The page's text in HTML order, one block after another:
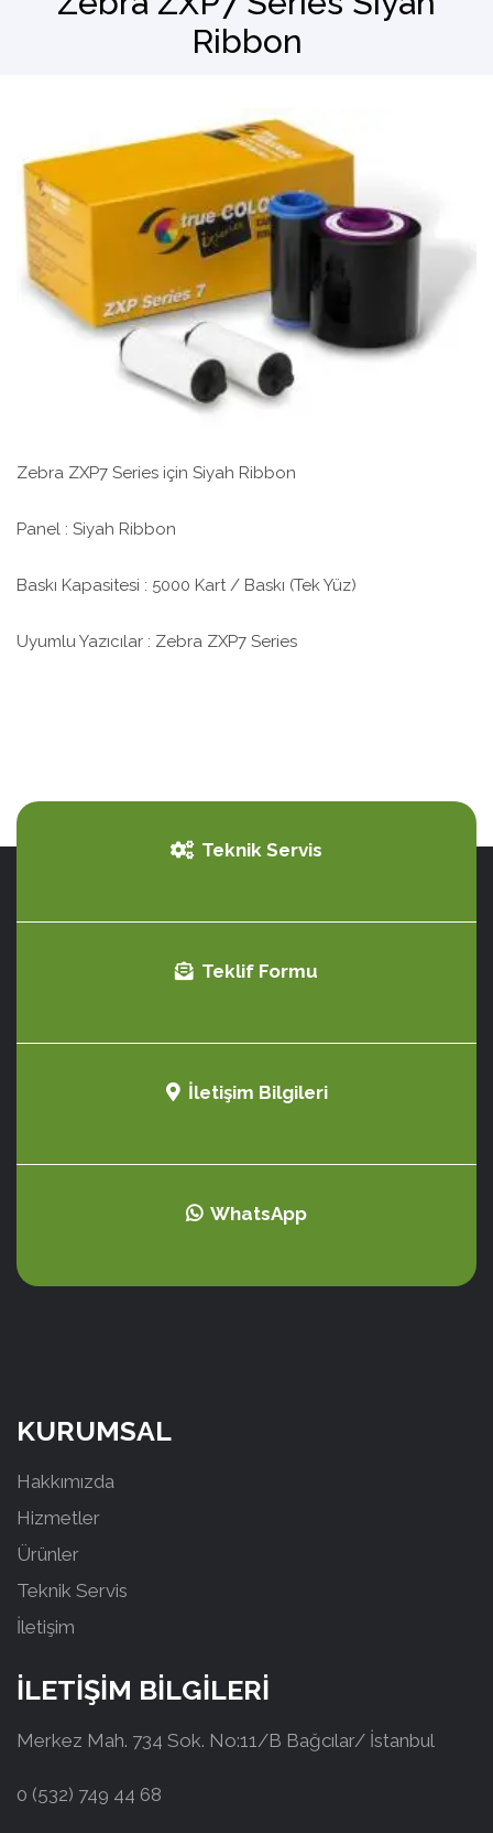
Ribbon
Zebra ZXP7 Series için Siyah Ribbon
Panel : Siyah Ribbon
Baskı Kapasitesi : 5000 Kart / Baskı (Tek Yüz)
Uyumlu Yazıcılar : Zebra ZXP7 Series
Teknik Servis
Teklif Formu
İletişim Bilgileri
WhatsApp
KURUMSAL
Hakkımızda
Hizmetler
Ürünler
Teknik Servis
İletişim
İLETİŞİM BİLGİLERİ
Merkez Mah. 734 Sok. No:11/B Bağcılar/ İstanbul
0 (532) 749 44 68